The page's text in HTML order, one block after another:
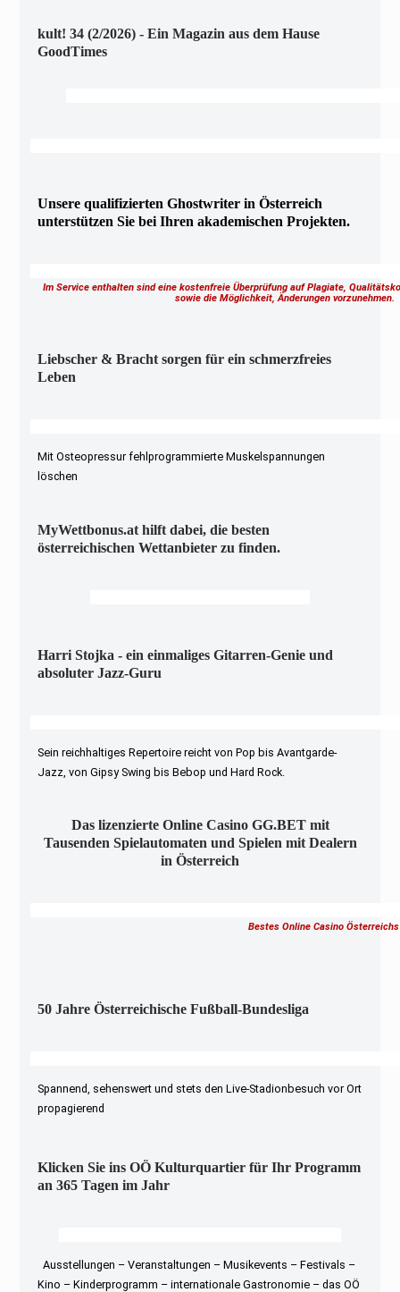
kult! 34 (2/2026) - Ein Magazin aus dem Hause
GoodTimes
Unsere qualifizierten Ghostwriter in Österreich
unterstützen Sie bei Ihren akademischen Projekten.
Im Service enthalten sind eine kostenfreie Überprüfung auf Plagiate,
sowie die Möglichkeit, Änderungen vorzunehmen.
Liebscher & Bracht sorgen für ein schmerzfreies
Leben
Mit Osteopressur fehlprogrammierte Muskelspannungen
löschen
MyWettbonus.at hilft dabei, die besten
österreichischen Wettanbieter zu finden.
Harri Stojka - ein einmaliges Gitarren-Genie und
absoluter Jazz-Guru
Sein reichhaltiges Repertoire reicht von Pop bis Avantgarde-
Jazz, von Gipsy Swing bis Bebop und Hard Rock.
Das lizenzierte Online Casino GG.BET mit
Tausenden Spielautomaten und Spielen mit Dealern
in Österreich
Bestes Online Casino Österreichs
50 Jahre Österreichische Fußball-Bundesliga
Spannend, sehenswert und stets den Live-Stadionbesuch vor Ort
propagierend
Klicken Sie ins OÖ Kulturquartier für Ihr Programm
an 365 Tagen im Jahr
Ausstellungen – Veranstaltungen – Musikevents – Festivals –
Kino – Kinderprogramm – internationale Gastronomie – das OÖ